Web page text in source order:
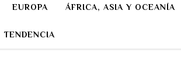
EUROPA ÁFRICA, ASIA Y OCEANÍA
TENDENCIA